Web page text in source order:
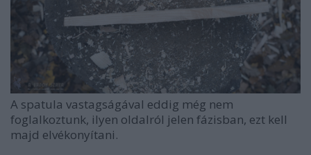
A spatula vastagságával eddig még nem
foglalkoztunk, ilyen oldalról jelen fázisban, ezt kell
majd elvékonyítani.